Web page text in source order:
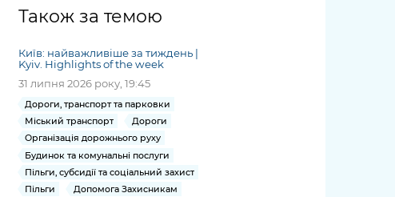
Безбар'єрність
Київська міська військова
адміністрація
Портал послуг
Міський застосунок Київ
Цифровий
Важливе під час
воєнного стану
міській військовій
адміністрації
«Ініціатива
«Партнерство
«Відкритий Уряд» –
місцевий рівень»
Важливе під час
воєнного стану
Порядок
рішень, дій чи
бездіяльності
розпорядників
інформації
Звіти про
опрацювання
запитів на
дашборди
ся на
новини та
КМДА /
Subscribe
announce
ments
from the
KCSA
журналіст
ський
запит /
Submitting
a media
request
Також за темою
Київ: найважливіше за тиждень |
Kyiv. Highlights of the week
31 липня 2026 року, 19:45
Дороги, транспорт та парковки
Міський транспорт
Дороги
Організація дорожнього руху
Будинок та комунальні послуги
Пільги, субсидії та соціальний захист
Пільги
Допомога Захисникам